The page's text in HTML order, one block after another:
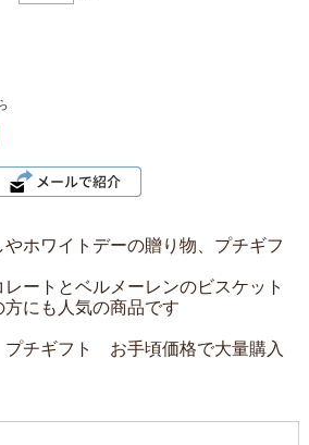
ホワイトデーの贈り物、プチギフ
ートとベルメーレンのビスケット
にも人気の商品です
チギフト お手頃価格で大量購入